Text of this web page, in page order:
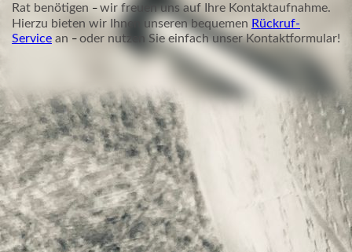
Rat benötigen – wir freuen uns auf Ihre Kontaktaufnahme.
Hierzu bieten wir Ihnen unseren bequemen Rückruf-
Service an – oder nutzen Sie einfach unserKontaktformular!